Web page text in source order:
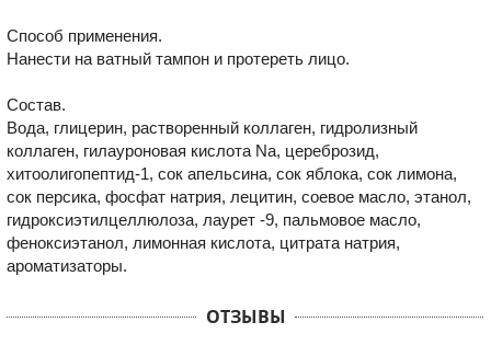
Способ применения.
Нанести на ватный тампон и протереть лицо.
Состав.
Вода, глицерин, растворенный коллаген, гидролизный
коллаген, гилауроновая кислота Na, цереброзид,
хитоолигопептид-1, сок апельсина, сок яблока, сок лимона,
сок персика, фосфат натрия, лецитин, соевое масло, этанол,
гидроксиэтилцеллюлоза, лаурет -9, пальмовое масло,
феноксиэтанол, лимонная кислота, цитрата натрия,
ароматизаторы.
ОТЗЫВЫ